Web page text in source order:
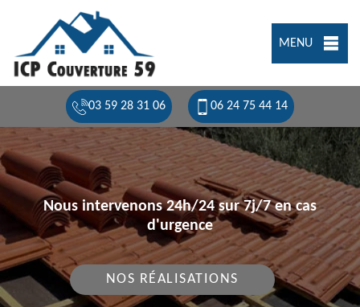
MENU
03 59 28 31 06 06 24 75 44 14
Nous intervenons 24h/24 sur 7j/7 en cas
d'urgence
NOS RÉALISATIONS